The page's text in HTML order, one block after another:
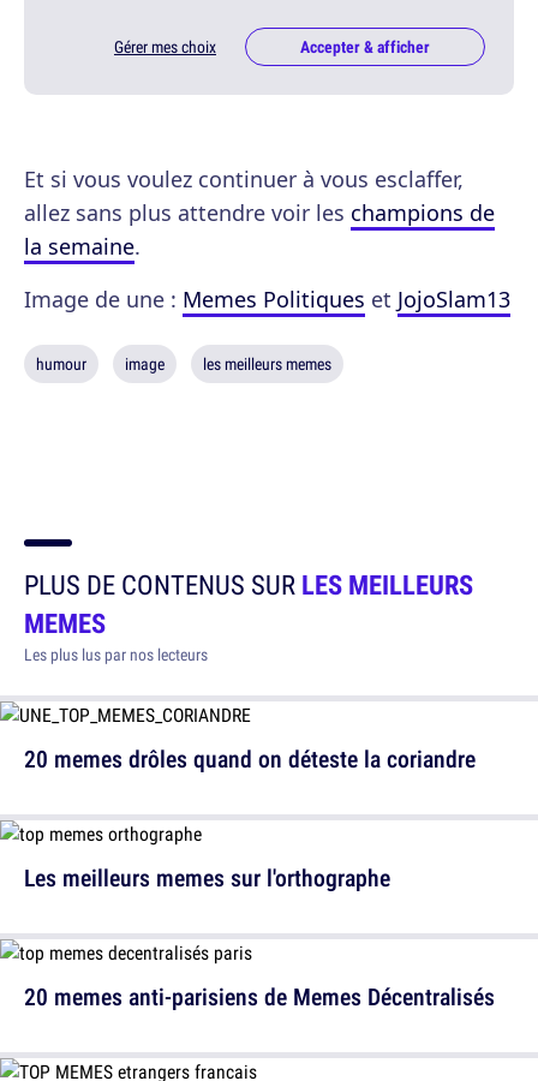
Gérer mes choix Accepter & afficher
Et si vous voulez continuer à vous esclaffer,
allez sans plus attendre voir les champions de
la semaine.
Image de une : Memes Politiques et JojoSlam13
humour image les meilleurs memes
PLUS DE CONTENUS SURLES MEILLEURS
MEMES
Les plus lus par nos lecteurs
20 memes drôles quand on déteste la coriandre
20 memes anti-parisiens de Memes Décentralisés
Les meilleurs memes sur l'orthographe